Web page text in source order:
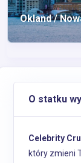
Okland /
O statku
Celebrity
który zmieni